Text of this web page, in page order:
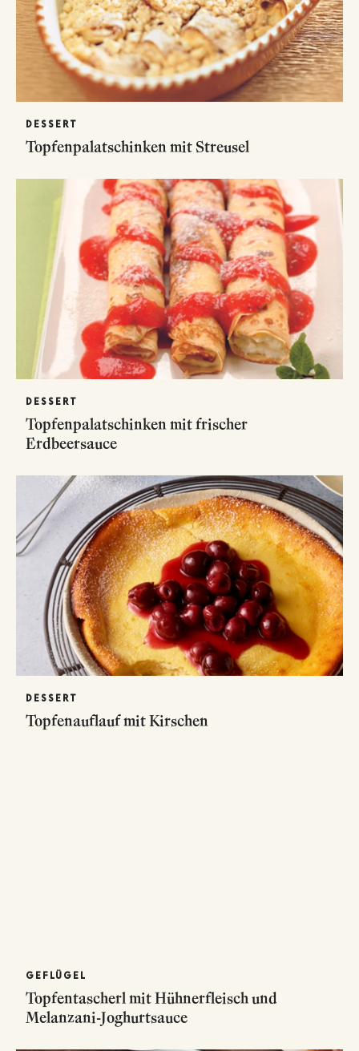
DESSERT
Topfenpalatschinken mit Streusel
DESSERT
Topfenpalatschinken mit frischer
Erdbeersauce
DESSERT
Topfenauflauf mit Kirschen
GEFLÜGEL
Topfentascherl mit Hühnerfleisch und
Melanzani-Joghurtsauce